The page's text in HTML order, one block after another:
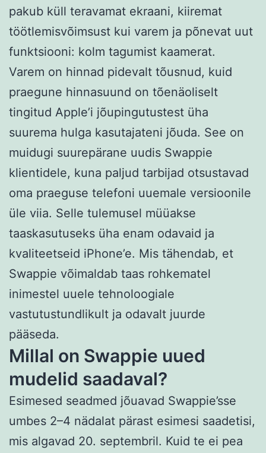
pakub küll teravamat ekraani, kiiremat
töötlemisvõimsust kui varem ja põnevat uut
funktsiooni: kolm tagumist kaamerat.
Varem on hinnad pidevalt tõusnud, kuid
praegune hinnasuund on tõenäoliselt
tingitud Apple’i jõupingutustest üha
suurema hulga kasutajateni jõuda. See on
muidugi suurepärane uudis Swappie
klientidele, kuna paljud tarbijad otsustavad
oma praeguse telefoni uuemale versioonile
üle viia. Selle tulemusel müüakse
taaskasutuseks üha enam odavaid ja
kvaliteetseid iPhone’e. Mis tähendab, et
Swappie võimaldab taas rohkematel
inimestel uuele tehnoloogiale
vastutustundlikult ja odavalt juurde
pääseda.
Millal on Swappie uued
mudelid saadaval?
Esimesed seadmed jõuavad Swappie’sse
umbes 2–4 nädalat pärast esimesi saadetisi,
mis algavad 20. septembril. Kuid te ei pea